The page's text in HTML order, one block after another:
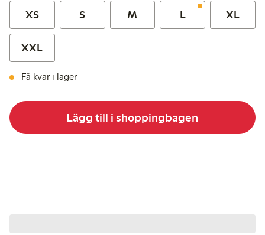
XS S M L XL
XXL
Få kvar i lager
Lägg till i shoppingbagen